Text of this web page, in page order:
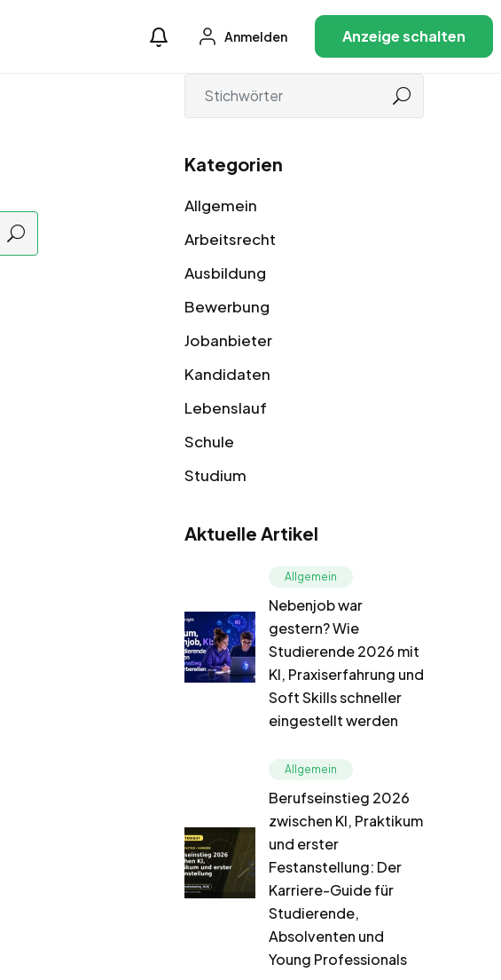
Anmelden Anzeige schalten
Kategorien
Allgemein
Arbeitsrecht
Ausbildung
Bewerbung
Jobanbieter
Kandidaten
Lebenslauf
Schule
Studium
Aktuelle Artikel
Allgemein
Nebenjob war
gestern? Wie
Studierende 2026 mit
KI, Praxiserfahrung und
Soft Skills schneller
eingestellt werden
Allgemein
Berufseinstieg 2026
zwischen KI, Praktikum
und erster
Festanstellung: Der
Karriere-Guide für
Studierende,
Absolventen und
Young Professionals